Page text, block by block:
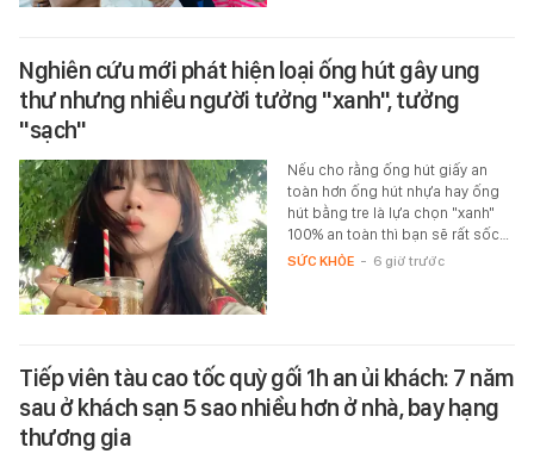
Nghiên cứu mới phát hiện loại ống hút gây ung
thư nhưng nhiều người tưởng "xanh", tưởng
"sạch"
Nếu cho rằng ống hút giấy an
toàn hơn ống hút nhựa hay ống
hút bằng tre là lựa chọn "xanh"
100% an toàn thì bạn sẽ rất sốc…
SỨC KHỎE - 6 giờ trước
Tiếp viên tàu cao tốc quỳ gối 1h an ủi khách: 7 năm
sau ở khách sạn 5 sao nhiều hơn ở nhà, bay hạng
thương gia